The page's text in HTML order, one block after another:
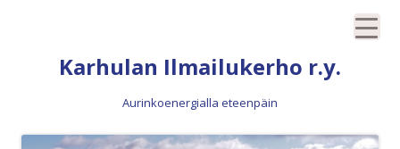
Karhulan Ilmailukerho r.y.
Aurinkoenergialla eteenpäin